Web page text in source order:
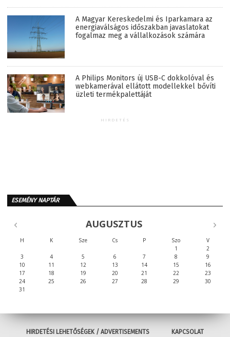
A Magyar Kereskedelmi és Iparkamara az
energiaválságos időszakban javaslatokat
fogalmaz meg a vállalkozások számára
A Philips Monitors új USB-C dokkolóval és
webkamerával ellátott modellekkel bővíti
üzleti termékpalettáját
HIRDETÉS
ESEMÉNY NAPTÁR
AUGUSZTUS
H K Sze Cs P Szo
V
1
2
3
4 5 6 7 8
9
10
11 12 13 14 15
16
17
18 19 20 21 22
23
24
25 26 27 28 29
30
31
HIRDETÉSI LEHETŐSÉGEK / ADVERTISEMENTS KAPCSOLAT